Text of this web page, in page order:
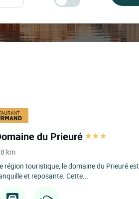
du Prieuré
km
région touristique, le domaine du Prieuré est
et reposante. Cette...